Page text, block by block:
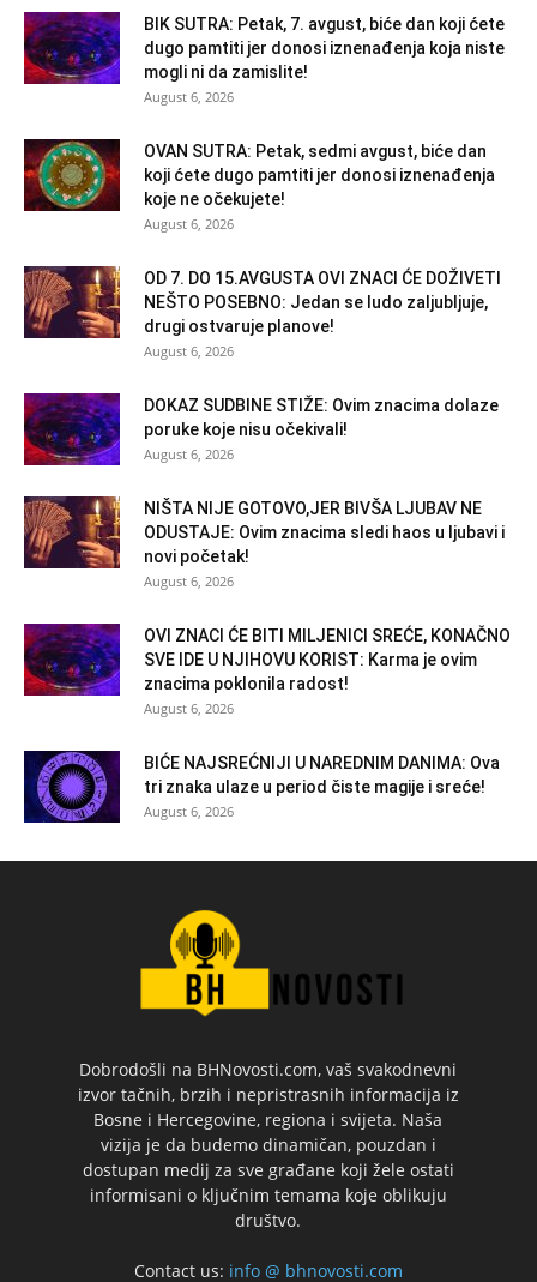
BIK SUTRA: Petak, 7. avgust, biće dan koji ćete
dugo pamtiti jer donosi iznenađenja koja niste
mogli ni da zamislite!
August 6, 2026
OVAN SUTRA: Petak, sedmi avgust, biće dan
koji ćete dugo pamtiti jer donosi iznenađenja
koje ne očekujete!
August 6, 2026
OD 7. DO 15.AVGUSTA OVI ZNACI ĆE DOŽIVETI
NEŠTO POSEBNO: Jedan se ludo zaljubljuje,
drugi ostvaruje planove!
August 6, 2026
DOKAZ SUDBINE STIŽE: Ovim znacima dolaze
poruke koje nisu očekivali!
August 6, 2026
NIŠTA NIJE GOTOVO,JER BIVŠA LJUBAV NE
ODUSTAJE: Ovim znacima sledi haos u ljubavi i
novi početak!
August 6, 2026
OVI ZNACI ĆE BITI MILJENICI SREĆE, KONAČNO
SVE IDE U NJIHOVU KORIST: Karma je ovim
znacima poklonila radost!
August 6, 2026
BIĆE NAJSREĆNIJI U NAREDNIM DANIMA: Ova
tri znaka ulaze u period čiste magije i sreće!
August 6, 2026
Dobrodošli na BHNovosti.com, vaš svakodnevni
izvor tačnih, brzih i nepristrasnih informacija iz
Bosne i Hercegovine, regiona i svijeta. Naša
vizija je da budemo dinamičan, pouzdan i
dostupan medij za sve građane koji žele ostati
informisani o ključnim temama koje oblikuju
društvo.
Contact us: info @ bhnovosti.com